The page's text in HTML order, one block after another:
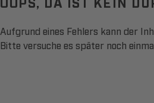
Aufgrund eines Fehlers kann der
Bitte versuche es später noch